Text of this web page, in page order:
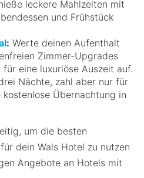
leckere Mahlzeiten mit
und Frühstück
: Werte deinen Aufenthalt
Zimmer-Upgrades
eine luxuriöse Auszeit auf.
Nächte, zahl aber nur für
Übernachtung in
um die besten
dein Wals Hotel zu nutzen
Angebote an Hotels mit